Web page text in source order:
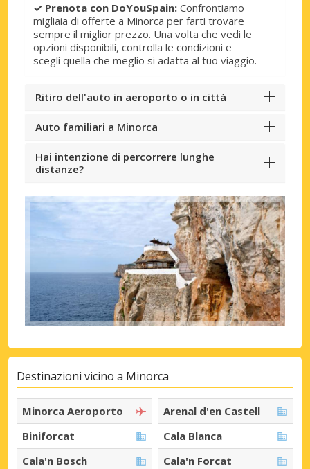
✓ Prenota con DoYouSpain: Confrontiamo
migliaia di offerte a Minorca per farti trovare
sempre il miglior prezzo. Una volta che vedi le
opzioni disponibili, controlla le condizioni e
scegli quella che meglio si adatta al tuo viaggio.
Ritiro dell'auto in aeroporto o in città
Auto familiari a Minorca
Hai intenzione di percorrere lunghe
distanze?
Destinazioni vicino a Minorca
Minorca Aeroporto
Arenal d'en Castell
Biniforcat
Cala Blanca
Cala'n Bosch
Cala'n Forcat